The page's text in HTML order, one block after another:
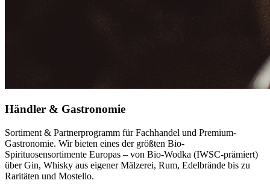
Händler & Gastronomie
Sortiment & Partnerprogramm für Fachhandel und Premium-
Gastronomie. Wir bieten eines der größten Bio-
Spirituosensortimente Europas – von Bio-Wodka (IWSC-prämiert)
über Gin, Whisky aus eigener Mälzerei, Rum, Edelbrände bis zu
Raritäten und Mostello.